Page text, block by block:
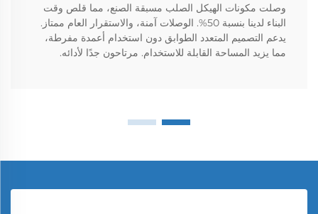
وصلت مكونات الهيكل الصلب مسبقة الصنع، مما قلص وقت
البناء لدينا بنسبة 50%. الوصلات آمنة، والاستقرار العام ممتاز.
يدعم التصميم المتعدد الطوابق دون استخدام أعمدة مفرطة،
مما يزيد المساحة القابلة للاستخدام. مرتاحون جدًا لأدائه.